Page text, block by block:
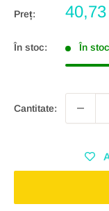
Preț:
Preț
În stoc: În stoc
Cantitate: